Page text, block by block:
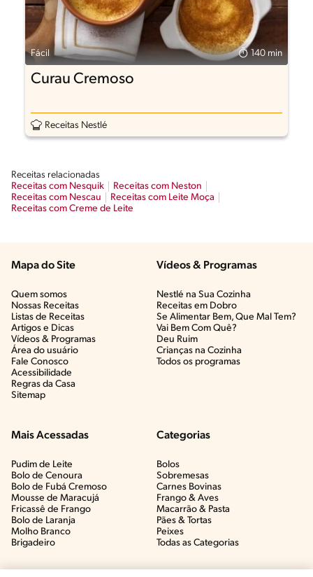
Fácil 140 min
Curau Cremoso
Receitas Nestlé
Receitas relacionadas
Receitas com Nesquik
Receitas com Neston
Receitas com Nescau
Receitas com Leite Moça
Receitas com Creme de Leite
Mapa do Site
Quem somos
Nossas Receitas
Listas de Receitas​
Artigos e Dicas​
Vídeos & Programas​
Área do usuário
Fale Conosco
Acessibilidade
Regras da Casa
Sitemap
Vídeos & Programas​
Nestlé na Sua Cozinha
Receitas em Dobro
Se Alimentar Bem, Que Mal Tem?​
Vai Bem Com Quê?​
Deu Ruim​
Crianças na Cozinha​
Todos os programas
Mais Acessadas
Pudim de Leite
Bolo de Cenoura
Bolo de Fubá Cremoso
Mousse de Maracujá
Fricassê de Frango
Bolo de Laranja
Molho Branco
Brigadeiro
Categorias
Bolos
Sobremesas
Carnes Bovinas​
Frango & Aves​
Macarrão & Pasta​
Pães & Tortas​
Peixes
Todas as Categorias